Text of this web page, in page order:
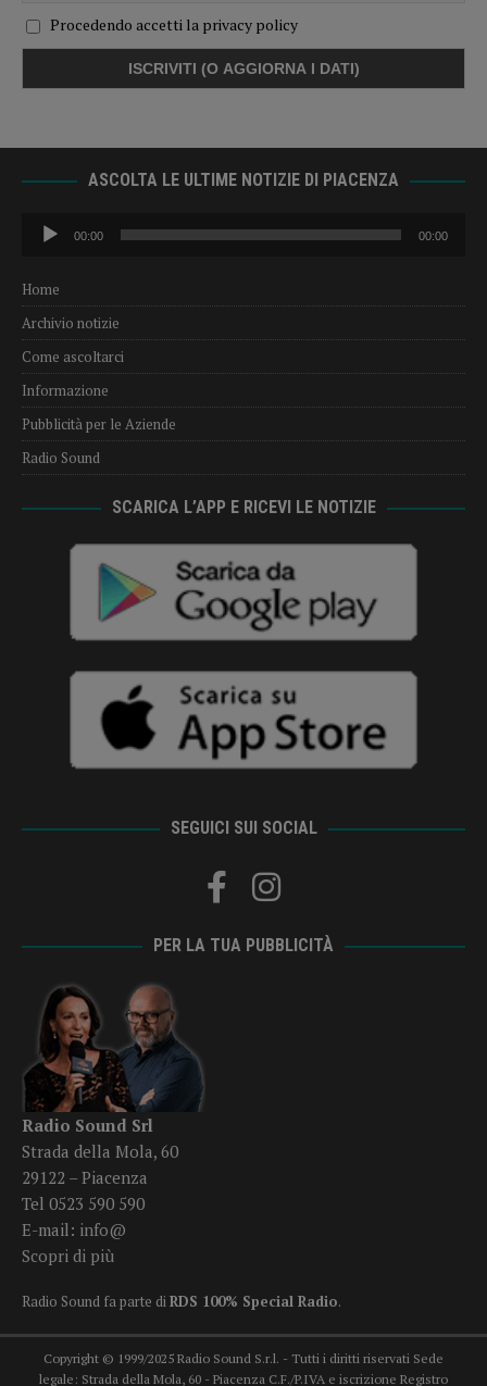
Procedendo accetti la privacy policy
ASCOLTA LE ULTIME NOTIZIE DI PIACENZA
Audio
Player
00:00 00:00
Home
Archivio notizie
Come ascoltarci
Informazione
Pubblicità per le Aziende
Radio Sound
SCARICA L’APP E RICEVI LE NOTIZIE
SEGUICI SUI SOCIAL
PER LA TUA PUBBLICITÀ
Radio Sound Srl
Strada della Mola, 60
29122 – Piacenza
Tel 0523 590 590
E-mail: info@
Scopri di più
Radio Sound fa parte diRDS 100% Special Radio.
Copyright © 1999/2025 Radio Sound S.r.l. - Tutti i diritti riservati Sede
legale: Strada della Mola, 60 - Piacenza C.F./P.IVA e iscrizione Registro